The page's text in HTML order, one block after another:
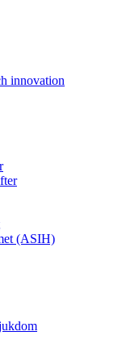
innovation
(ASIH)